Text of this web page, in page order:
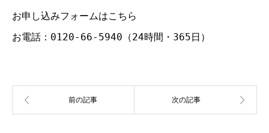
お申し込みフォームはこちら
お電話：0120-66-5940（24時間・365日）